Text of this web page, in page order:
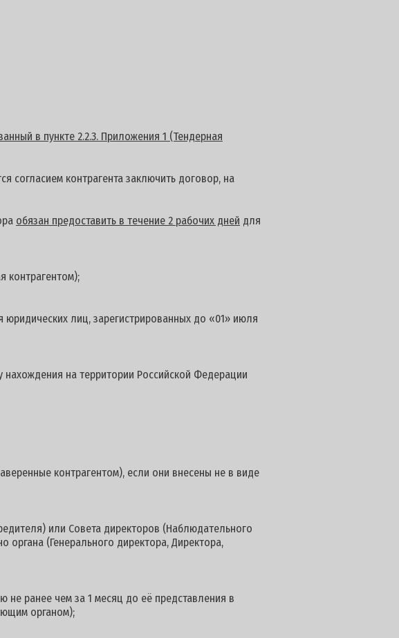
в пункте 2.2.3. Приложения 1 (Тендерная
согласием контрагента заключить договор, на
обязан предоставить в течение 2 рабочих дней для
контрагентом);
лиц, зарегистрированных до «01» июля
нахождения на территории Российской Федерации
контрагентом), если они внесены не в виде
или Совета директоров (Наблюдательного
органа (Генерального директора, Директора,
не ранее чем за 1 месяц до её представления в
органом);